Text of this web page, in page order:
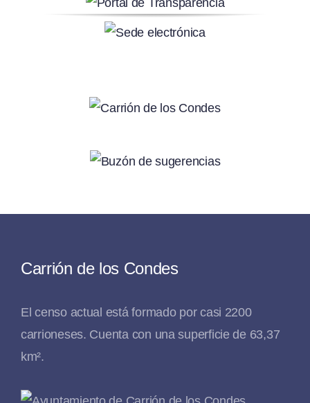
Carrión de los Condes
El censo actual está formado por casi 2200
carrioneses. Cuenta con una superficie de 63,37
km².